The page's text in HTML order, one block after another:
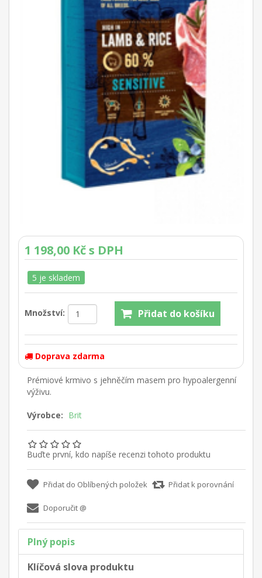
1 198,00 Kč s DPH
5 je skladem
Množství:
Doprava zdarma
Prémiové krmivo s jehněčím masem pro hypoalergenní
výživu.
Výrobce: Brit
Buďte první, kdo napíše recenzi tohoto produktu
Plný popis
Klíčová slova produktu